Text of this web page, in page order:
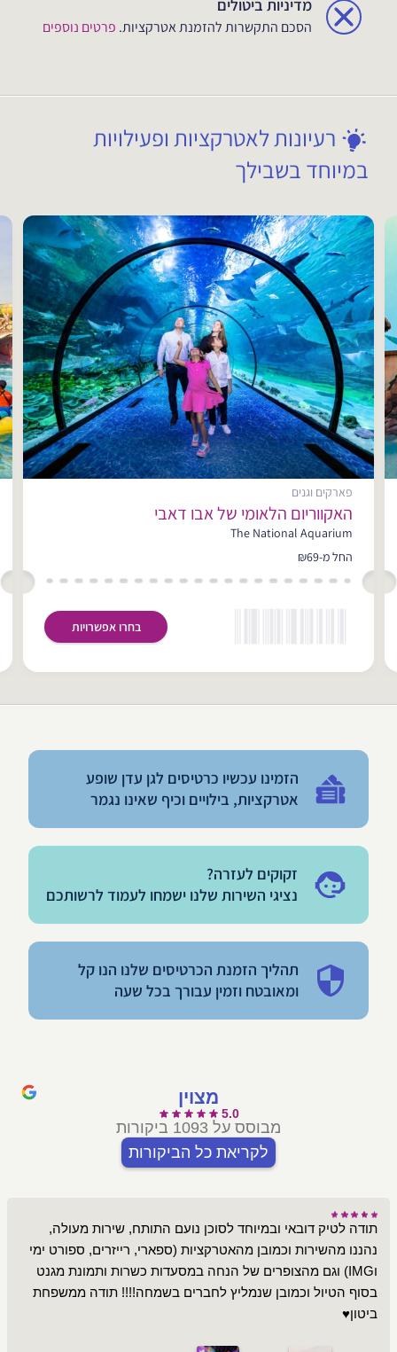
מדיניות ביטולים
הסכם התקשרות להזמנת אטרקציות. פרטים נוספים
רעיונות לאטרקציות ופעילויות
במיוחד בשבילך
פארקים וגנים
האקווריום הלאומי של אבו דאבי
The National Aquarium
החל מ-₪69
בחרו אפשרויות
הזמינו עכשיו כרטיסים לגן עדן שופע
אטרקציות, בילויים וכיף שאינו נגמר
זקוקים לעזרה?
נציגי השירות שלנו ישמחו לעמוד לרשותכם
תהליך הזמנת הכרטיסים שלנו הנו קל
ומאובטח וזמין עבורך בכל שעה
מצוין
5.0
מבוסס על 1093 ביקורות
לקריאת כל הביקורות
תודה לטיק דובאי ובמיוחד לסוכן נועם התותח, שירות מעולה,
נהננו מהשירות וכמובן מהאטרקציות (ספארי, רייזרים, ספורט ימי
וIMG) וגם מהצופרים של הנחה במסעדות כשרות ותמונת מגנט
בסוף הטיול וכמובן שנמליץ לחברים בשמחה!!!! תודה ממשפחת
ביטון♥️